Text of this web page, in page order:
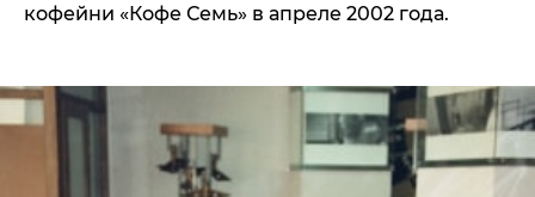
кофейни «Кофе Семь» в апреле 2002 года.